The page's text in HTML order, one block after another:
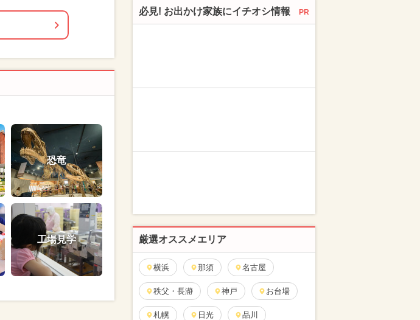
恐竜
工場見学
必見! お出かけ家族にイチオシ情報 PR
厳選オススメエリア
横浜 那須 名古屋
秩父・長瀞 神戸 お台場
札幌 日光 品川